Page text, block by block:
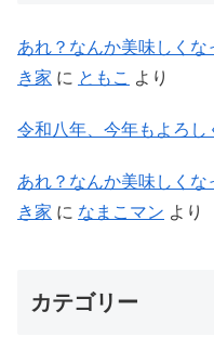
あれ？なんか美味しく
き家 に ともこ より
令和八年、今年もよろし
あれ？なんか美味しく
き家 に なまこマン より
カテゴリー